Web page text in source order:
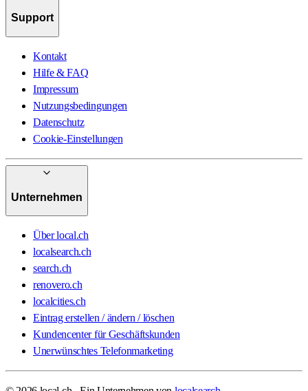
Support
Kontakt
Hilfe & FAQ
Impressum
Nutzungsbedingungen
Datenschutz
Cookie-Einstellungen
Unternehmen
Über local.ch
localsearch.ch
search.ch
renovero.ch
localcities.ch
Eintrag erstellen / ändern / löschen
Kundencenter für Geschäftskunden
Unerwünschtes Telefonmarketing